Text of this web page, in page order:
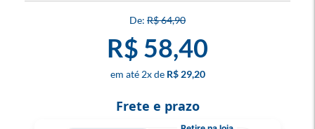
R$ 64,90
R$ 58,40
2x R$ 29,20
Frete e prazo